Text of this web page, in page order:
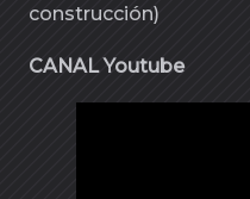
construcción)
CANAL Youtube